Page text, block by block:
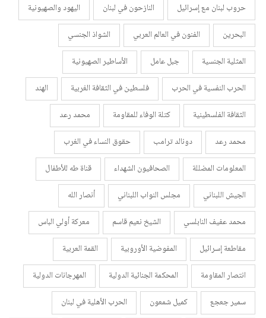
حروب لبنان مع إسرائيل
النازحون في لبنان
اليهود والصهيونية
البحرين
الفنون في العالم العربي
الشواذ الجنسي
المثلية الجنسية
جبل عامل
الأساطير الصهيونية
الحرب النفسية في الحرب
فلسطين في الثقافة الغربية
الهند
الثقافة الفلسطينية
كتلة الوفاء للمقاومة
محمد رعد
محمد رعد
دونالد ترامب
حقوق النساء في الغرب
المعلومات المضللة
الصحافيون الشهداء
قناة طه للأطفال
الجيش اللبناني
مجلس النواب اللبناني
أنصار الله
محمد عفيف النابلسي
الشيخ نعيم قاسم
معركة أولي الباس
مقاطعة إسرائيل
المفوضية الأوروبية
القمة العربية
انتصار المقاومة
المحكمة الجنائية الدولية
المهرجانات الدولية
سمير جعجع
كميل شمعون
الحرب الأهلية في لبنان